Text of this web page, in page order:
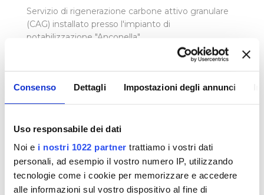
Consenso Dettagli Impostazioni degli annunci
Uso responsabile dei dati
Noi e i nostri 1022 partner trattiamo i vostri dati
personali, ad esempio il vostro numero IP, utilizzando
tecnologie come i cookie per memorizzare e accedere
alle informazioni sul vostro dispositivo al fine di
Servizio di rigenerazione carbone attivo granulare
(CAG) installato presso l'impianto di
potabilizzazione "Anconella"
autorizzati di fanghi biologici e rifiuti palabili
provenienti da impianti di depurazione delle zone di
Pistoia ed Agliana